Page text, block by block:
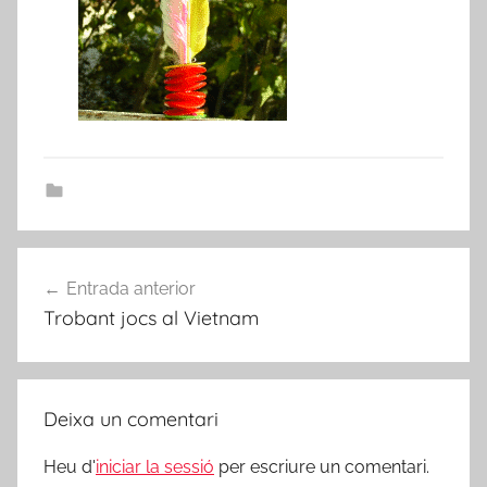
d'entrades
Entrada anterior
Trobant jocs al Vietnam
Deixa un comentari
Heu d'iniciar la sessió per escriure un comentari.